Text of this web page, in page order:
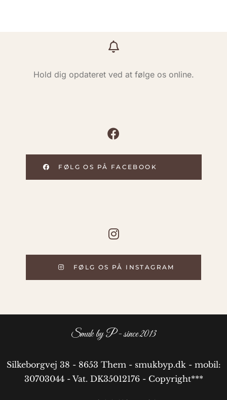
Hold dig opdateret ved at følge os online.
FØLG OS PÅ FACEBOOK
FØLG OS PÅ INSTAGRAM
Smuk by P - since 2013
Silkeborgvej 38 - 8653 Them - smukbyp.dk - mobil:
30703044 - Vat. DK35012176 - Copyright***